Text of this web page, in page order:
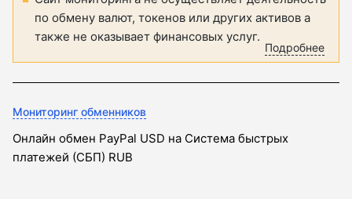
по обмену валют, токенов или других активов а
также не оказывает финансовых услуг.
Подробнее
Мониторинг обменников
Онлайн обмен PayPal USD на Система быстрых
платежей (СБП) RUB